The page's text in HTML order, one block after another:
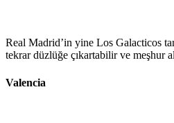
Real Madrid’in yine Los Galacticos
tekrar düzlüğe çıkartabilir ve meşhur
Valencia